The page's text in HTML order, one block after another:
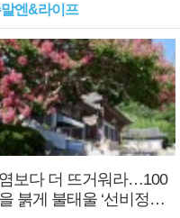
엔&라이프
보다 더 뜨거워라…100
붉게 불태울 ‘선비정신’